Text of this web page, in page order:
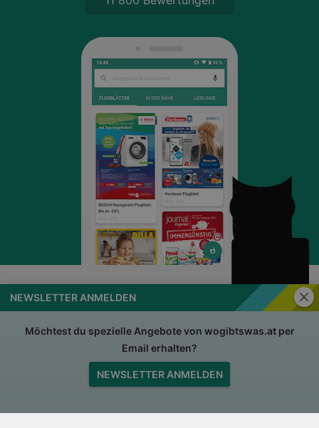
NEWSLETTER ANMELDEN
Möchtest du spezielle Angebote von wogibtswas.at per
Email erhalten?
NEWSLETTER ANMELDEN
wogibtswas.at Impressum
Nutzungsbedingungen AGB
Datenschutzerklärung
Jobs